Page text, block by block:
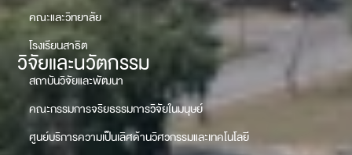
คณะและวิทยาลัย
โรงเรียนสาธิต
วิจัยและนวัตกรรม
สถาบันวิจัยและพัฒนา
คณะกรรมการจริยธรรมการวิจัยในมนุษย์
ศูนย์บริการความเป็นเลิศด้านวิศวกรรมและเทคโนโลยี